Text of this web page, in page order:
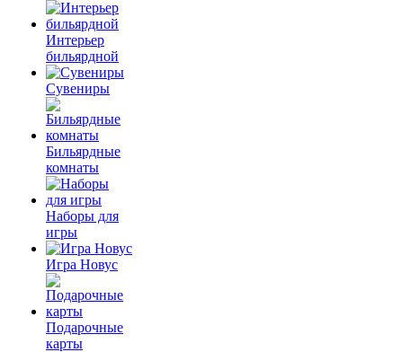
Интерьер
бильярдной
Сувениры
Бильярдные
комнаты
Наборы для
игры
Игра Новус
Подарочные
карты